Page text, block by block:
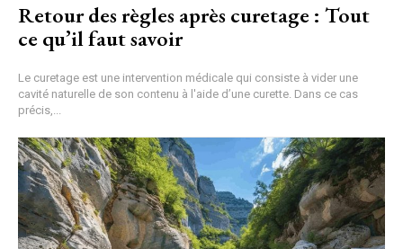
Retour des règles après curetage : Tout
ce qu’il faut savoir
Le curetage est une intervention médicale qui consiste à vider une
cavité naturelle de son contenu à l'aide d’une curette. Dans ce cas
précis,...